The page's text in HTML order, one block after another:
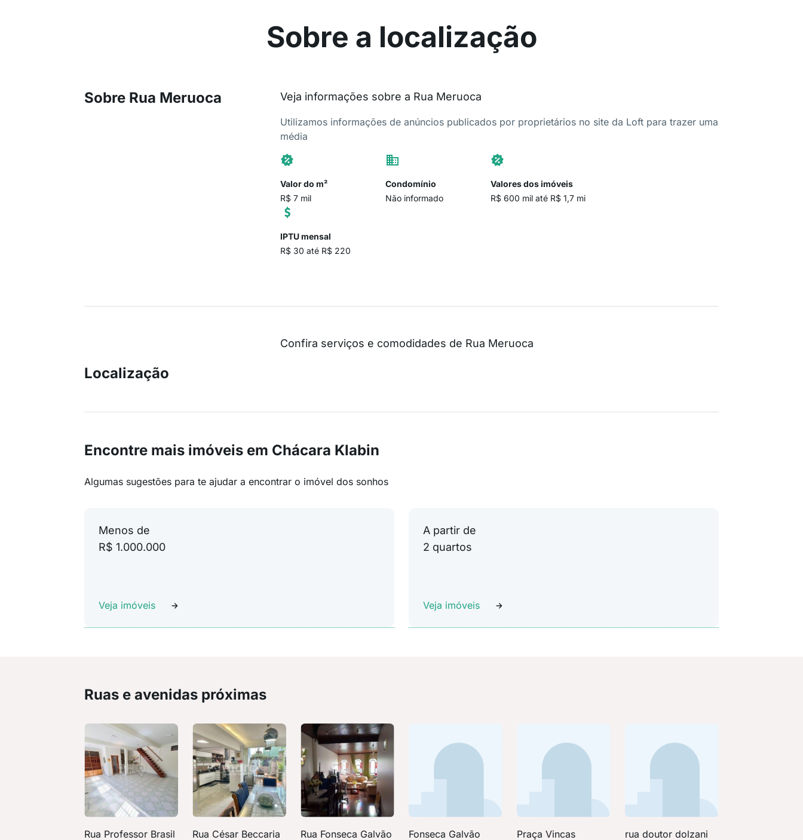
Sobre a localização
Sobre Rua Meruoca Veja informações sobre a Rua Meruoca
Utilizamos informações de anúncios publicados por proprietários no site da Loft para trazer uma
média
Valor do m²
R$ 7 mil
Condomínio
Não informado
Valores dos imóveis
R$ 600 mil até R$ 1,7 mi
IPTU mensal
R$ 30 até R$ 220
Localização
Confira serviços e comodidades de Rua Meruoca
Encontre mais imóveis em Chácara Klabin
Algumas sugestões para te ajudar a encontrar o imóvel dos sonhos
Menos de
R$ 1.000.000
Veja imóveis
A partir de
2 quartos
Veja imóveis
Ruas e avenidas próximas
Rua Professor Brasil Rua César Beccaria Rua Fonseca Galvão Fonseca Galvão Praça Vincas rua doutor dolzani